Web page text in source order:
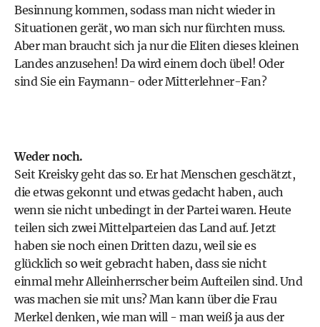
Besinnung kommen, sodass man nicht wieder in
Situationen gerät, wo man sich nur fürchten muss.
Aber man braucht sich ja nur die Eliten dieses kleinen
Landes anzusehen! Da wird einem doch übel! Oder
sind Sie ein Faymann- oder Mitterlehner-Fan?
Weder noch.
Seit Kreisky geht das so. Er hat Menschen geschätzt,
die etwas gekonnt und etwas gedacht haben, auch
wenn sie nicht unbedingt in der Partei waren. Heute
teilen sich zwei Mittelparteien das Land auf. Jetzt
haben sie noch einen Dritten dazu, weil sie es
glücklich so weit gebracht haben, dass sie nicht
einmal mehr Alleinherrscher beim Aufteilen sind. Und
was machen sie mit uns? Man kann über die Frau
Merkel denken, wie man will - man weiß ja aus der